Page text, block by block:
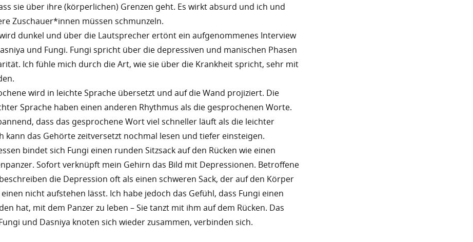
sie über ihre (körperlichen) Grenzen geht. Es wirkt absurd und ich und
Zuschauer*innen müssen schmunzeln.
dunkel und über die Lautsprecher ertönt ein aufgenommenes Interview
und Fungi. Fungi spricht über die depressiven und manischen Phasen
Ich fühle mich durch die Art, wie sie über die Krankheit spricht, sehr mit
wird in leichte Sprache übersetzt und auf die Wand projiziert. Die
Sprache haben einen anderen Rhythmus als die gesprochenen Worte.
dass das gesprochene Wort viel schneller läuft als die leichter
kann das Gehörte zeitversetzt nochmal lesen und tiefer einsteigen.
bindet sich Fungi einen runden Sitzsack auf den Rücken wie einen
Sofort verknüpft mein Gehirn das Bild mit Depressionen. Betroffene
die Depression oft als einen schweren Sack, der auf den Körper
nicht aufstehen lässt. Ich habe jedoch das Gefühl, dass Fungi einen
hat, mit dem Panzer zu leben – Sie tanzt mit ihm auf dem Rücken. Das
und Dasniya knoten sich wieder zusammen, verbinden sich.